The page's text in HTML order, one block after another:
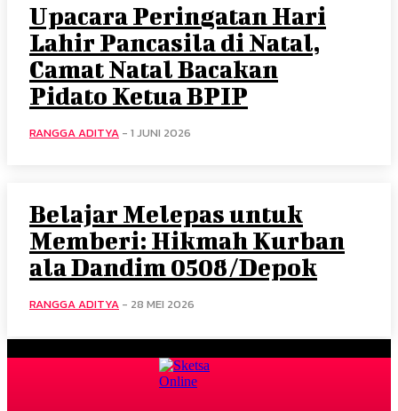
Upacara Peringatan Hari
Lahir Pancasila di Natal,
Camat Natal Bacakan
Pidato Ketua BPIP
RANGGA ADITYA - 1 JUNI 2026
Belajar Melepas untuk
Memberi: Hikmah Kurban
ala Dandim 0508/Depok
RANGGA ADITYA - 28 MEI 2026